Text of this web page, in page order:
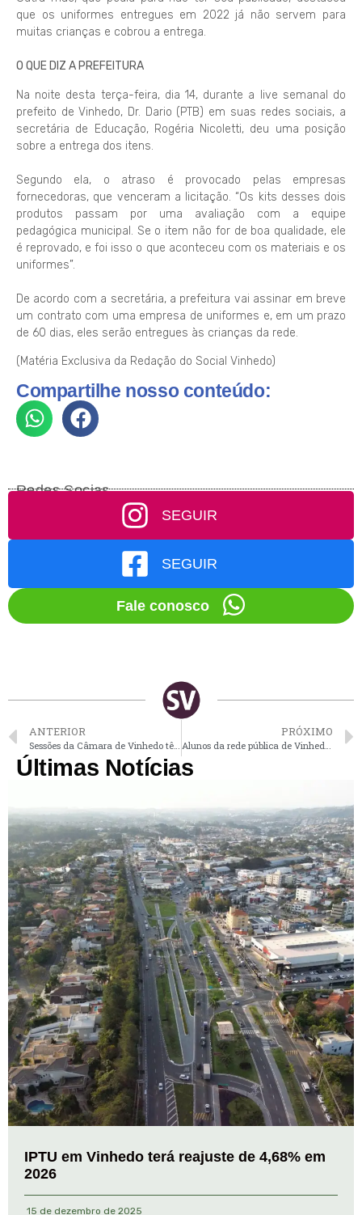
que os uniformes entregues em 2022 já não servem para
muitas crianças e cobrou a entrega.
O QUE DIZ A PREFEITURA
Na noite desta terça-feira, dia 14, durante a live semanal do
prefeito de Vinhedo, Dr. Dario (PTB) em suas redes sociais, a
secretária de Educação, Rogéria Nicoletti, deu uma posição
sobre a entrega dos itens.
Segundo ela, o atraso é provocado pelas empresas
fornecedoras, que venceram a licitação. “Os kits desses dois
produtos passam por uma avaliação com a equipe
pedagógica municipal. Se o item não for de boa qualidade, ele
é reprovado, e foi isso o que aconteceu com os materiais e os
uniformes”.
De acordo com a secretária, a prefeitura vai assinar em breve
um contrato com uma empresa de uniformes e, em um prazo
de 60 dias, eles serão entregues às crianças da rede.
(Matéria Exclusiva da Redação do Social Vinhedo)
Compartilhe nosso conteúdo:
Redes Socias
SEGUIR
SEGUIR
Fale conosco
ANTERIOR PRÓXIMO
Últimas Notícias
IPTU em Vinhedo terá reajuste de 4,68% em
2026
15 de dezembro de 2025